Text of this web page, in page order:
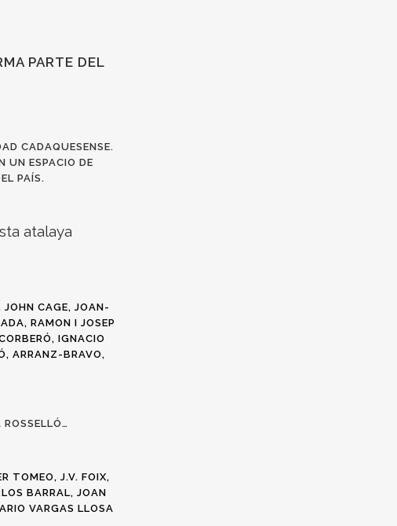
PARTE DEL
CADAQUESENSE.
UN ESPACIO DE
PAÍS.
atalaya
JOHN CAGE,JOAN-
, RAMON I JOSEP
IGNACIO
ARRANZ-BRAVO,
TOMEO, J.V. FOIX,
BARRAL, JOAN
VARGAS LLOSA